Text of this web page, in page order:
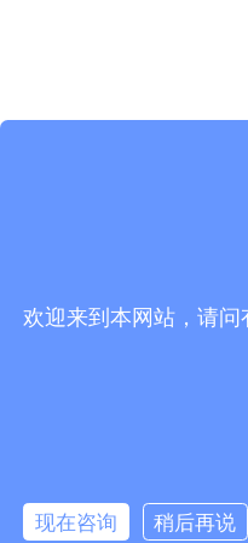
欢迎来到本网站，请问
现在咨询 稍后再说